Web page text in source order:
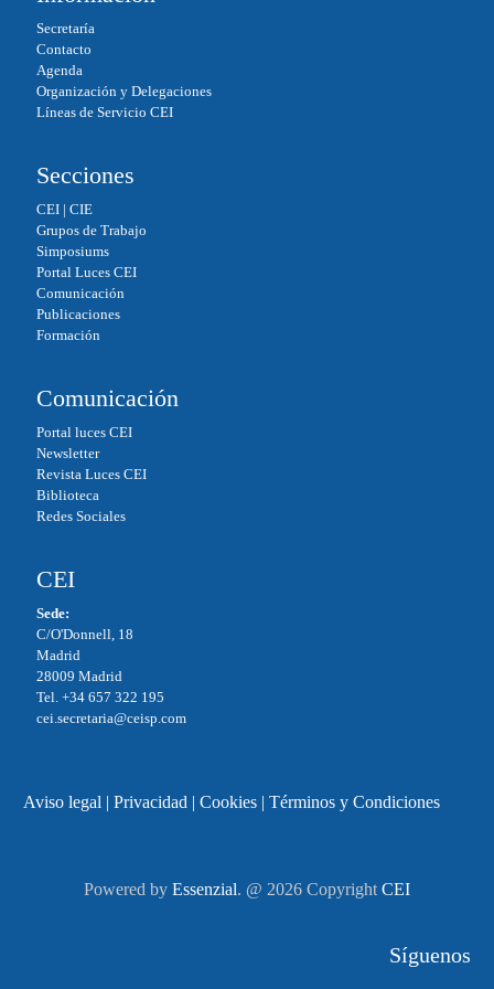
Secretaría
Contacto
Agenda
Organización y Delegaciones
Líneas de Servicio CEI
Secciones
CEI| CIE
Grupos de Trabajo
Simposiums
Portal Luces CEI
Comunicación
Publicaciones
Formación
Comunicación
Portal luces CEI
Newsletter
Revista Luces CEI
Biblioteca
Redes Sociales
CEI
Sede:
C/O'Donnell, 18
Madrid
28009 Madrid
Tel. +34 657 322 195
cei.secretaria@ceisp.com
Aviso legal | Privacidad | Cookies| Términos y Condiciones
Powered by Essenzial. @ 2026 Copyright CEI
Síguenos